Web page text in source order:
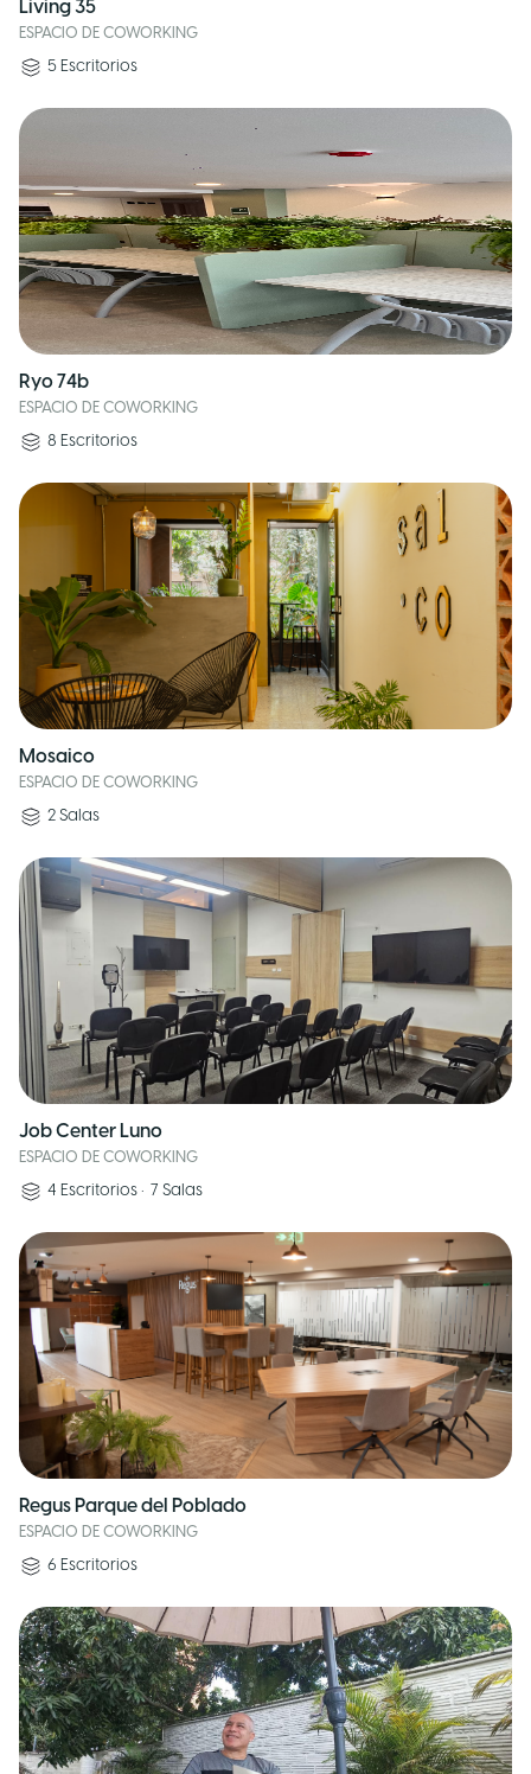
Living 35
ESPACIO DE COWORKING
5 Escritorios
Ryo 74b
ESPACIO DE COWORKING
8 Escritorios
Mosaico
ESPACIO DE COWORKING
2 Salas
Job Center Luno
ESPACIO DE COWORKING
4 Escritorios • 7 Salas
Regus Parque del Poblado
ESPACIO DE COWORKING
6 Escritorios